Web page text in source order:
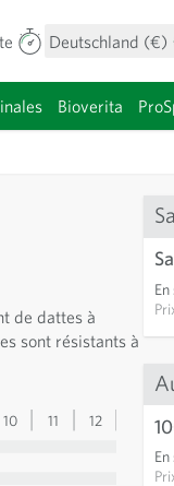
Deutschland (€)
Bioverita
de dattes à
sont résistants à
10 11 12